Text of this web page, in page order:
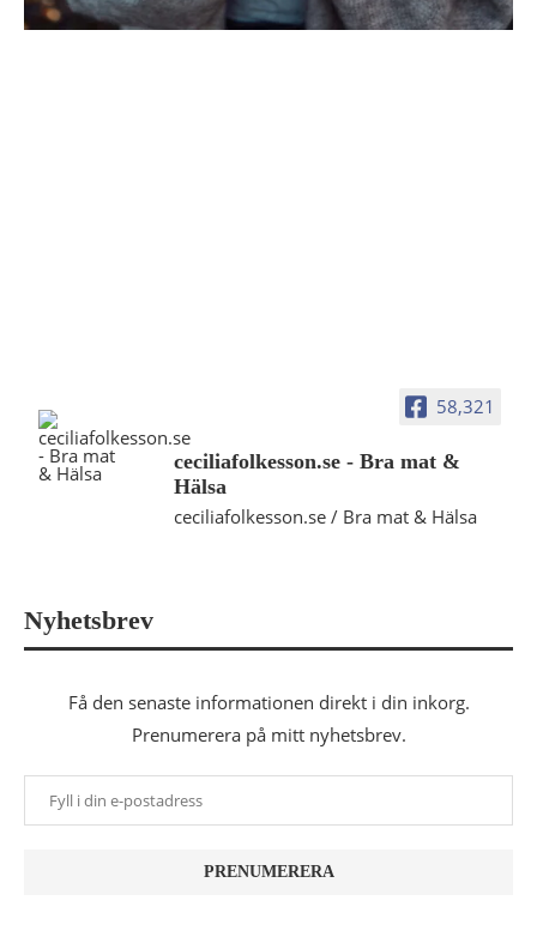
58,321
ceciliafolkesson.se - Bra mat &
Hälsa
ceciliafolkesson.se / Bra mat & Hälsa
Nyhetsbrev
Få den senaste informationen direkt i din inkorg.
Prenumerera på mitt nyhetsbrev.